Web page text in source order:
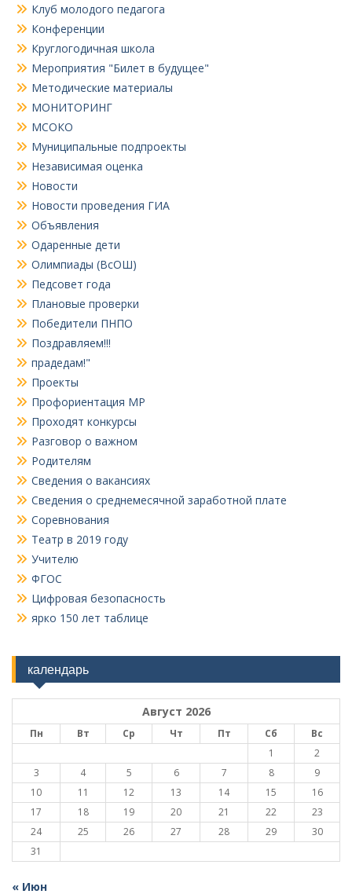
Клуб молодого педагога
Конференции
Круглогодичная школа
Мероприятия "Билет в будущее"
Методические материалы
МОНИТОРИНГ
МСОКО
Муниципальные подпроекты
Независимая оценка
Новости
Новости проведения ГИА
Объявления
Одаренные дети
Олимпиады (ВсОШ)
Педсовет года
Плановые проверки
Победители ПНПО
Поздравляем!!!
прадедам!"
Проекты
Профориентация МР
Проходят конкурсы
Разговор о важном
Родителям
Сведения о вакансиях
Сведения о среднемесячной заработной плате
Соревнования
Театр в 2019 году
Учителю
ФГОС
Цифровая безопасность
ярко 150 лет таблице
календарь
Август 2026
Пн Вт Ср Чт Пт Сб
Вс
1
2
3
4 5 6 7 8
9
10
11 12 13 14 15
16
17
18 19 20 21 22
23
24
25 26 27 28 29
30
31
« Июн